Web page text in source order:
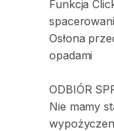
Funkcja
Osłona
opadami
ODBIÓR
Nie mamy